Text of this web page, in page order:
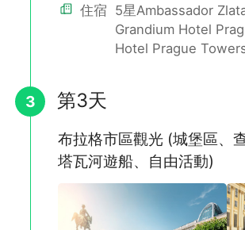
住宿 5星Ambassador
Grandium Hotel
Hotel Prague
3 第3天
布拉格市區觀光 (城堡區、
塔瓦河遊船、自由活動)